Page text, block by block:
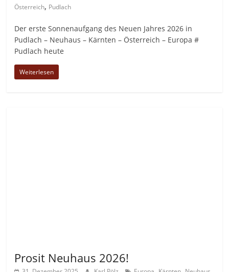
Österreich, Pudlach
Der erste Sonnenaufgang des Neuen Jahres 2026 in
Pudlach – Neuhaus – Kärnten – Österreich – Europa #
Pudlach heute
Weiterlesen
Prosit Neuhaus 2026!